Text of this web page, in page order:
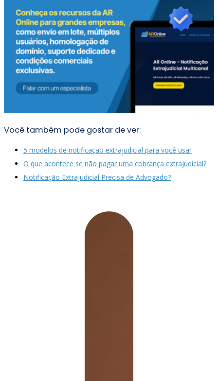
Você também pode gostar de ver:
5 modelos de notificação extrajudicial para você usar
O que acontece se não pagar uma cobrança extrajudicial?
Notificação Extrajudicial Precisa de Advogado?